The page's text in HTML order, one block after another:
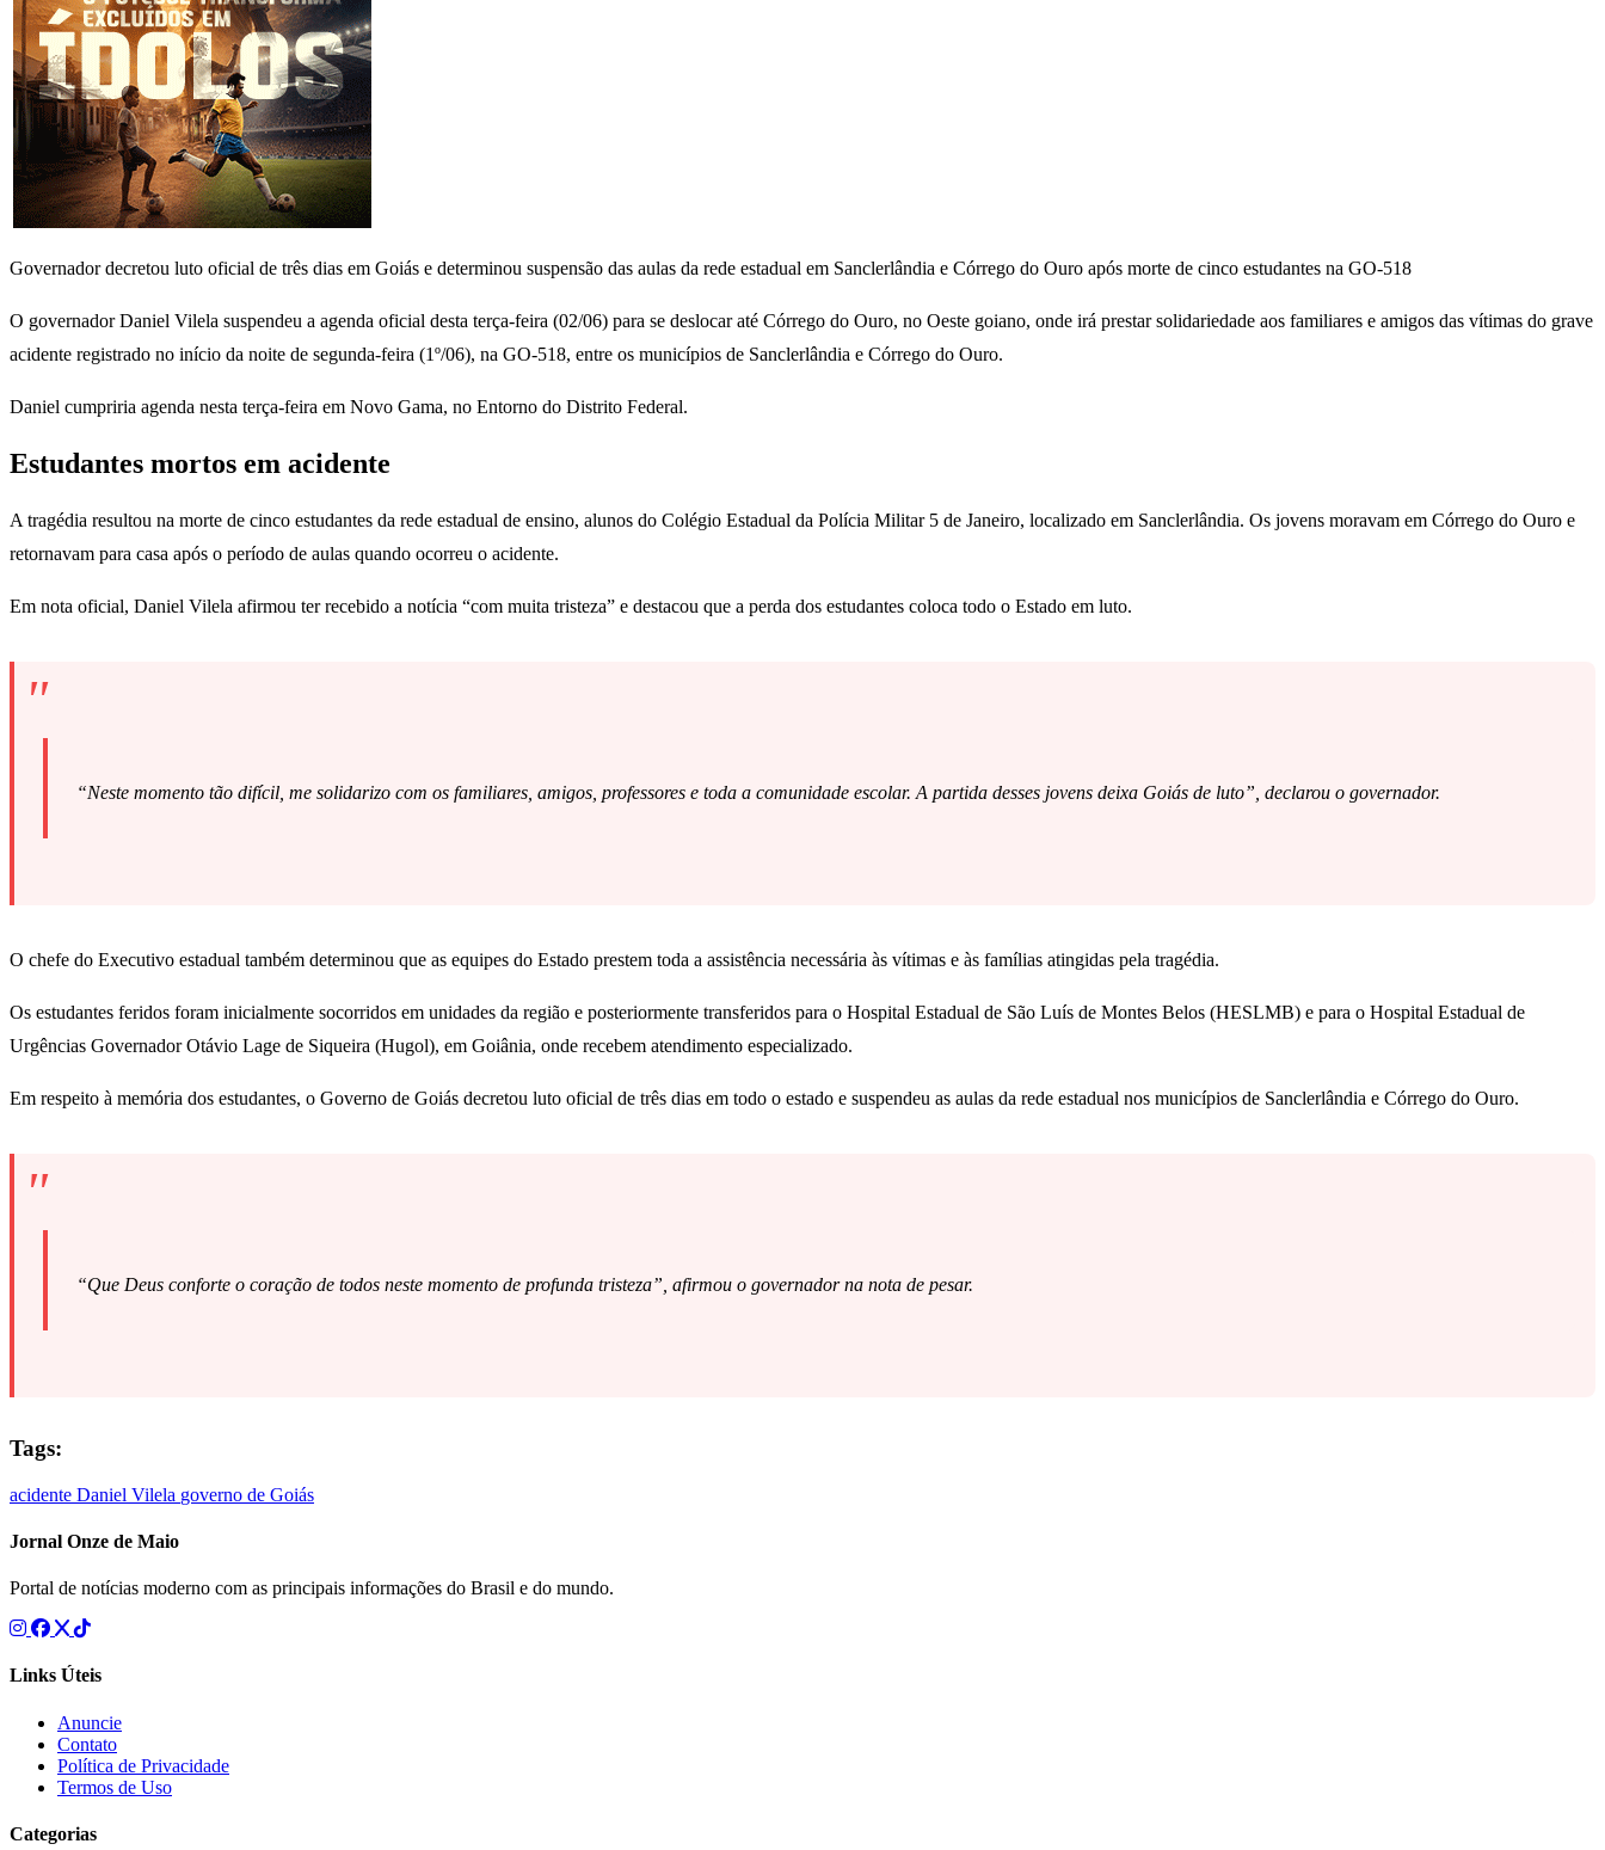
Governador decretou luto oficial de três dias em Goiás e determinou suspensão das aulas da rede estadual em Sanclerlândia e Córrego do Ouro após morte de cinco estudantes na GO-518
O governador Daniel Vilela suspendeu a agenda oficial desta terça-feira (02/06) para se deslocar até Córrego do Ouro, no Oeste goiano, onde irá prestar solidariedade aos familiares e amigos das vítimas do grave
acidente registrado no início da noite de segunda-feira (1º/06), na GO-518, entre os municípios de Sanclerlândia e Córrego do Ouro.
Daniel cumpriria agenda nesta terça-feira em Novo Gama, no Entorno do Distrito Federal.
Estudantes mortos em acidente
A tragédia resultou na morte de cinco estudantes da rede estadual de ensino, alunos do Colégio Estadual da Polícia Militar 5 de Janeiro, localizado em Sanclerlândia. Os jovens moravam em Córrego do Ouro e
retornavam para casa após o período de aulas quando ocorreu o acidente.
Em nota oficial, Daniel Vilela afirmou ter recebido a notícia “com muita tristeza” e destacou que a perda dos estudantes coloca todo o Estado em luto.
“Neste momento tão difícil, me solidarizo com os familiares, amigos, professores e toda a comunidade escolar. A partida desses jovens deixa Goiás de luto”, declarou o governador.
O chefe do Executivo estadual também determinou que as equipes do Estado prestem toda a assistência necessária às vítimas e às famílias atingidas pela tragédia.
Os estudantes feridos foram inicialmente socorridos em unidades da região e posteriormente transferidos para o Hospital Estadual de São Luís de Montes Belos (HESLMB) e para o Hospital Estadual de
Urgências Governador Otávio Lage de Siqueira (Hugol), em Goiânia, onde recebem atendimento especializado.
Em respeito à memória dos estudantes, o Governo de Goiás decretou luto oficial de três dias em todo o estado e suspendeu as aulas da rede estadual nos municípios de Sanclerlândia e Córrego do Ouro.
“Que Deus conforte o coração de todos neste momento de profunda tristeza”, afirmou o governador na nota de pesar.
Tags:
acidente Daniel Vilela governo de Goiás
Jornal Onze de Maio
Portal de notícias moderno com as principais informações do Brasil e do mundo.
Links Úteis
Anuncie
Contato
Política de Privacidade
Termos de Uso
Categorias